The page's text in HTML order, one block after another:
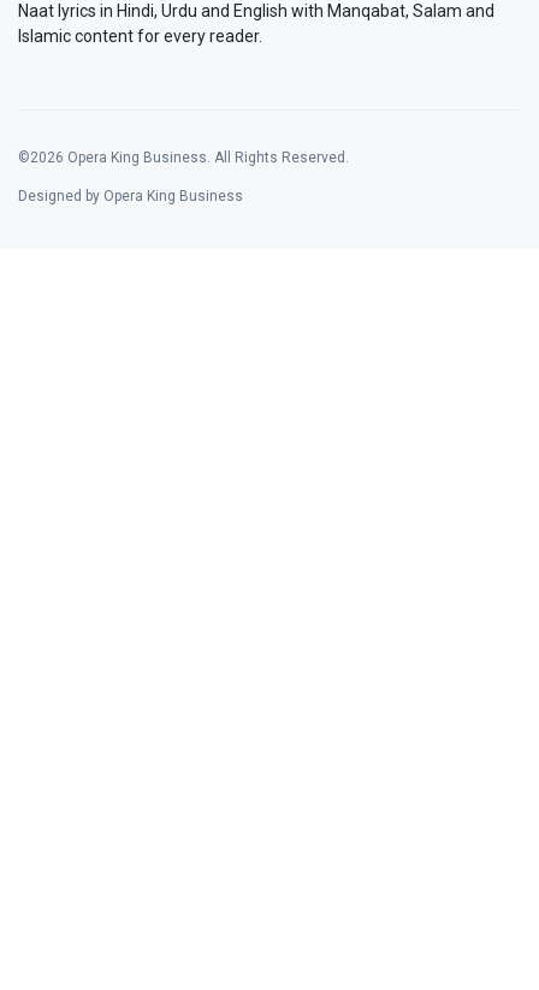
Naat lyrics in Hindi, Urdu and English with Manqabat, Salam and
Islamic content for every reader.
©2026 Opera King Business. All Rights Reserved.
Designed by Opera King Business